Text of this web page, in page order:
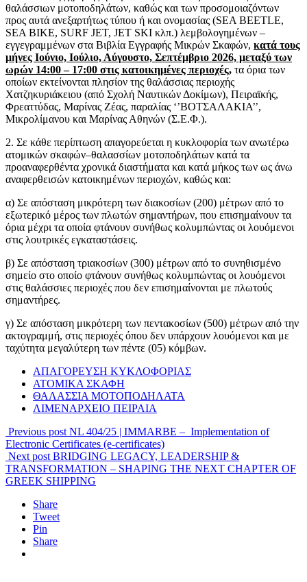
θαλάσσιων μοτοποδηλάτων, καθώς και των προσομοιαζόντων
προς αυτά ανεξαρτήτως τύπου ή και ονομασίας (SEA BEETLE,
SEA BIKE, SURF JET, JET SKI κλπ.) λεμβολογημένων –
εγγεγραμμένων στα Βιβλία Εγγραφής Μικρών Σκαφών, κατά τους
μήνες Ιούνιο, Ιούλιο, Αύγουστο, Σεπτέμβριο 2026, μεταξύ των
ωρών 14:00 – 17:00 στις κατοικημένες περιοχές, τα όρια των
οποίων εκτείνονται πλησίον της θαλάσσιας περιοχής
Χατζηκυριάκειου (από Σχολή Ναυτικών Δοκίμων), Πειραϊκής,
Φρεαττύδας, Μαρίνας Ζέας, παραλίας ‘’ΒΟΤΣΑΛΑΚΙΑ’’,
Μικρολίμανου και Μαρίνας Αθηνών (Σ.Ε.Φ.).
2. Σε κάθε περίπτωση απαγορεύεται η κυκλοφορία των ανωτέρω
ατομικών σκαφών–θαλασσίων μοτοποδηλάτων κατά τα
προαναφερθέντα χρονικά διαστήματα και κατά μήκος των ως άνω
αναφερθεισών κατοικημένων περιοχών, καθώς και:
α) Σε απόσταση μικρότερη των διακοσίων (200) μέτρων από το
εξωτερικό μέρος των πλωτών σημαντήρων, που επισημαίνουν τα
όρια μέχρι τα οποία φτάνουν συνήθως κολυμπώντας οι λουόμενοι
στις λουτρικές εγκαταστάσεις.
β) Σε απόσταση τριακοσίων (300) μέτρων από το συνηθισμένο
σημείο στο οποίο φτάνουν συνήθως κολυμπώντας οι λουόμενοι
στις θαλάσσιες περιοχές που δεν επισημαίνονται με πλωτούς
σημαντήρες.
γ) Σε απόσταση μικρότερη των πεντακοσίων (500) μέτρων από την
ακτογραμμή, στις περιοχές όπου δεν υπάρχουν λουόμενοι και με
ταχύτητα μεγαλύτερη των πέντε (05) κόμβων.
ΑΠΑΓΟΡΕΥΣΗ ΚΥΚΛΟΦΟΡΙΑΣ
ΑΤΟΜΙΚΑ ΣΚΑΦΗ
ΘΑΛΑΣΣΙΑ ΜΟΤΟΠΟΔΗΛΑΤΑ
ΛΙΜΕΝΑΡΧΕΙΟ ΠΕΙΡΑΙΑ
Previous post NL 404/25 | IMMARBE – Implementation of
Electronic Certificates (e-certificates)
Next post BRIDGING LEGACY, LEADERSHIP &
TRANSFORMATION – SHAPING THE NEXT CHAPTER OF
GREEK SHIPPING
Share
Tweet
Pin
Share